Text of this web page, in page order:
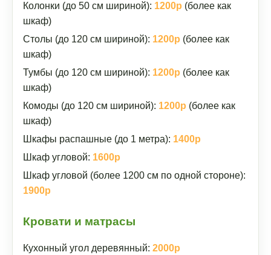
Колонки (до 50 см шириной): 1200р (более как
шкаф)
Столы (до 120 см шириной): 1200р (более как
шкаф)
Тумбы (до 120 см шириной): 1200р (более как
шкаф)
Комоды (до 120 см шириной): 1200р (более как
шкаф)
Шкафы распашные (до 1 метра): 1400р
Шкаф угловой: 1600р
Шкаф угловой (более 1200 см по одной стороне):
1900р
Кровати и матрасы
Кухонный угол деревянный: 2000р